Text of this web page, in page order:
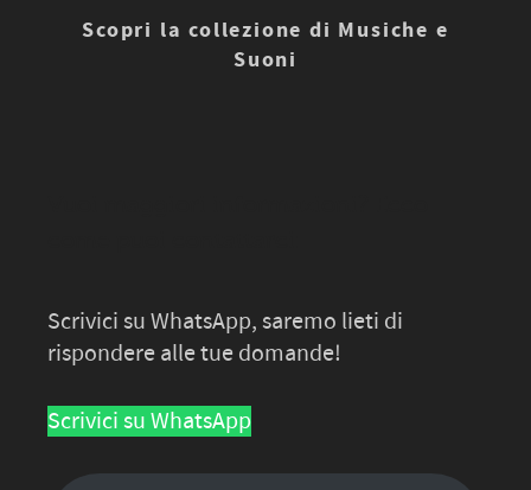
Scopri la collezione di Musiche e
Suoni
Scrivici su WhatsApp, saremo lieti di
rispondere alle tue domande!
Scrivici su WhatsApp